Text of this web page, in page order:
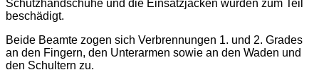
Schutzhandschuhe und die Einsatzjacken wurden zum Teil
beschädigt.
Beide Beamte zogen sich Verbrennungen 1. und 2. Grades
an den Fingern, den Unterarmen sowie an den Waden und
den Schultern zu.